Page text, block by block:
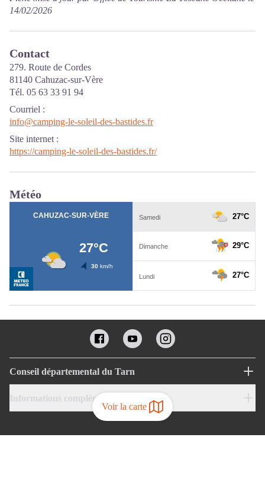
Voir la carte
14/02/2026
Contact
279. Route de Cordes
81140 Cahuzac-sur-Vère
Tél. 05 63 33 91 94
Courriel :
info@camping-le-soleil-des-bastides.fr
Site internet :
https://camping-le-soleil-des-bastides.fr/
Météo
Conseil départemental du Tarn
Informations complémentaires